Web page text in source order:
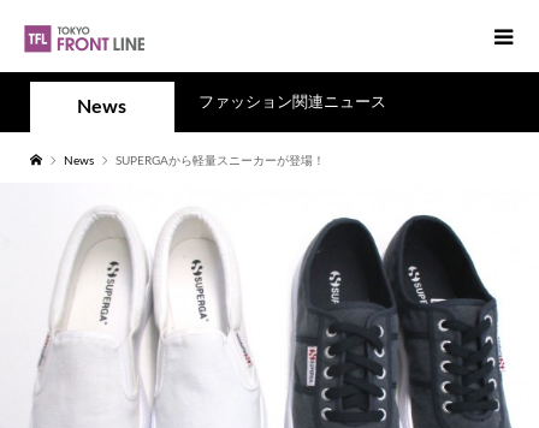
News ファッション関連ニュース
News SUPERGAから軽量スニーカーが登場！